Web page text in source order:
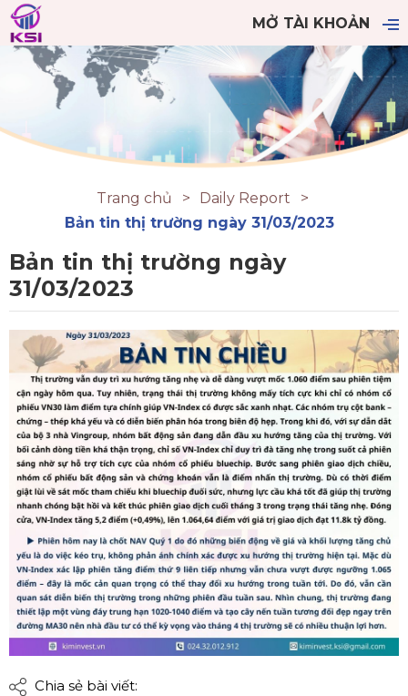
MỞ TÀI KHOẢN
Trang chủ
Daily Report
Bản tin thị trường ngày 31/03/2023
Bản tin thị trường ngày
31/03/2023
Chia sẻ bài viết: